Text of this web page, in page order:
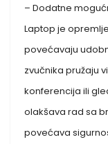
– Dodatne
Laptop je
povećavaju
zvučnika pružaju
konferencija ili
olakšava rad sa
povećava